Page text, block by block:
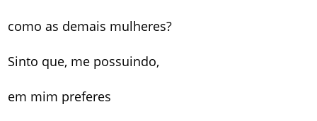
como as demais mulheres?
Sinto que, me possuindo,
em mim preferes